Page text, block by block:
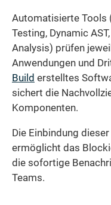
Automatisierte Tools
Testing, Dynamic
Analysis) prüfen
Anwendungen und
Build erstelltes
sichert die
Komponenten.
Die Einbindung
ermöglicht das
die sofortige
Teams.